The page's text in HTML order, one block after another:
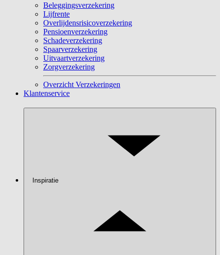
Beleggingsverzekering
Lijfrente
Overlijdensrisicoverzekering
Pensioenverzekering
Schadeverzekering
Spaarverzekering
Uitvaartverzekering
Zorgverzekering
Overzicht Verzekeringen
Klantenservice
Inspiratie